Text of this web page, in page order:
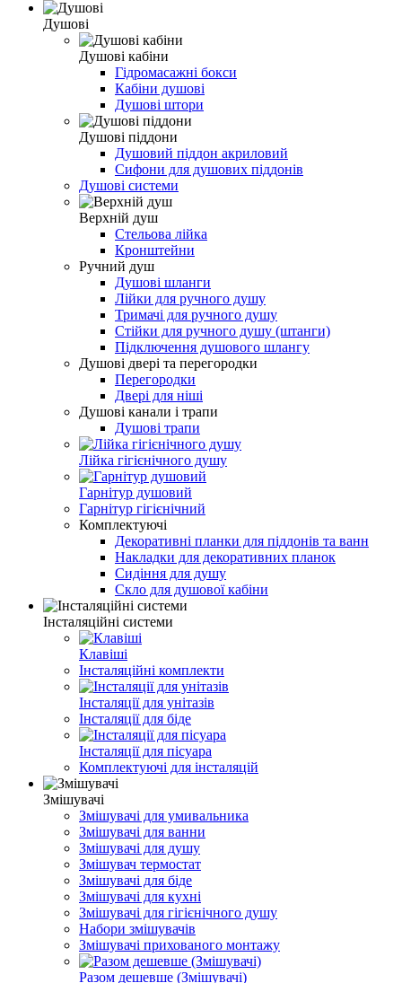
Душові
Душові кабіни
Гідромасажні бокси
Кабіни душові
Душові штори
Душові піддони
Душовий піддон акриловий
Сифони для душових піддонів
Душові системи
Верхній душ
Стельова лійка
Кронштейни
Ручний душ
Душові шланги
Лійки для ручного душу
Тримачі для ручного душу
Стійки для ручного душу (штанги)
Підключення душового шлангу
Душові двері та перегородки
Перегородки
Двері для ніші
Душові канали і трапи
Душові трапи
Лійка гігієнічного душу
Гарнітур душовий
Гарнітур гігієнічний
Комплектуючі
Декоративні планки для піддонів та ванн
Накладки для декоративних планок
Сидіння для душу
Скло для душової кабіни
Інсталяційні системи
Клавіші
Інсталяційні комплекти
Інсталяції для унітазів
Інсталяції для біде
Інсталяції для пісуара
Комплектуючі для інсталяцій
Змішувачі
Змішувачі для умивальника
Змішувачі для ванни
Змішувачі для душу
Змішувач термостат
Змішувачі для біде
Змішувачі для кухні
Змішувачі для гігієнічного душу
Набори змішувачів
Змішувачі прихованого монтажу
Разом дешевше (Змішувачі)